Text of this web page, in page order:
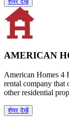
AMERICAN
American Homes 4
rental company that
other residential
शेयर देखें